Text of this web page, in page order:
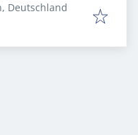
Deutschland